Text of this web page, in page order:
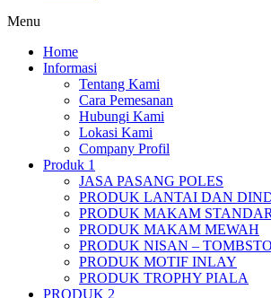
Menu
Home
Informasi
Tentang Kami
Cara Pemesanan
Hubungi Kami
Lokasi Kami
Company Profil
Produk 1
JASA PASANG POLES
PRODUK LANTAI DAN
PRODUK MAKAM
PRODUK MAKAM MEWAH
PRODUK NISAN –
PRODUK MOTIF INLAY
PRODUK TROPHY PIALA
PRODUK 2